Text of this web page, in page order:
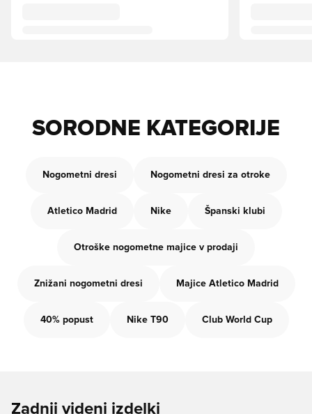
SORODNE KATEGORIJE
Nogometni dresi Nogometni dresi za otroke
Atletico Madrid Nike Španski klubi
Otroške nogometne majice v prodaji
Znižani nogometni dresi Majice Atletico Madrid
40% popust Nike T90 Club World Cup
Zadnji videni izdelki